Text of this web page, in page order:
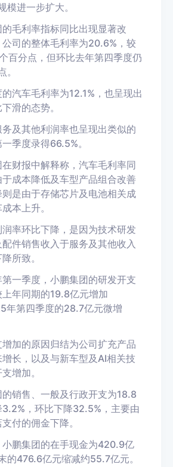
模进一步扩大。
毛利率指标同比出现显著改
司的整体毛利率为20.6%，较
百分点，但环比去年第四季度仍
汽车毛利率为12.1%，也呈现出
滑的态势。
及其他利润率也呈现出类似的
季度录得66.5%。
财报中解释称，汽车毛利率同
成本降低及车型产品组合改善
是由于存储芯片及电池相关成
本上升。
率环比下降，是因为技术研发
件销售收入于服务及其他收入
所致。
一季度，小鹏集团的研发开支
年同期的19.8亿元增加
年第四季度的28.7亿元微增
加的原因归结为公司扩充产品
长，以及与新车型及AI相关技
增加。
销售、一般及行政开支为18.8
，环比下降32.5%，主要由
付的佣金下降。
鹏集团的在手现金为420.9亿
的476.6亿元缩减约55.7亿元。